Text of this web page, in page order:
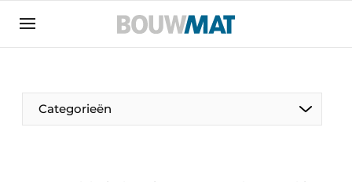
Aanmelden
Bedrijven
Bedrijven
Categorieën